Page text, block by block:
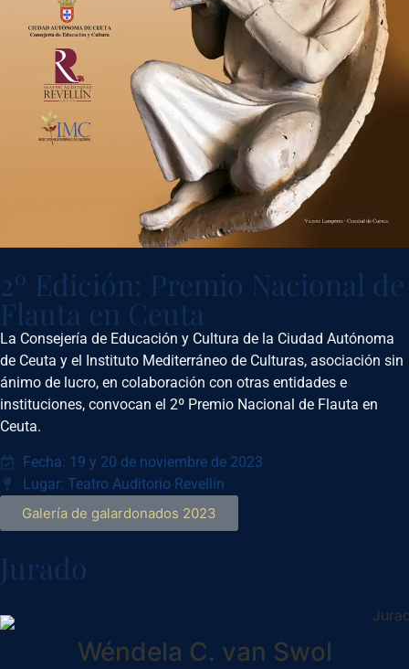
2º Edición: Premio Nacional de
Flauta en Ceuta
La Consejería de Educación y Cultura de la Ciudad Autónoma
de Ceuta y el Instituto Mediterráneo de Culturas, asociación sin
ánimo de lucro, en colaboración con otras entidades e
instituciones, convocan el 2º Premio Nacional de Flauta en
Ceuta.
Fecha: 19 y 20 de noviembre de 2023
Lugar: Teatro Auditorio Revellín
Galería de galardonados 2023
Jurado
Wéndela C. van Swol